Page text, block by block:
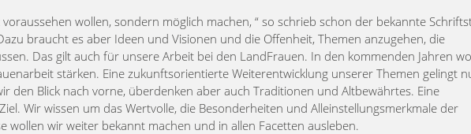
wollen, sondern möglich machen, “ so schrieb schon der bekannte
braucht es aber Ideen und Visionen und die Offenheit, Themen anzugehen, die
Das gilt auch für unsere Arbeit bei den LandFrauen. In den kommenden Jahren
stärken. Eine zukunftsorientierte Weiterentwicklung unserer Themen gelingt
den Blick nach vorne, überdenken aber auch Traditionen und Altbewährtes. Eine
Wir wissen um das Wertvolle, die Besonderheiten und Alleinstellungsmerkmale der
wollen wir weiter bekannt machen und in allen Facetten ausleben.